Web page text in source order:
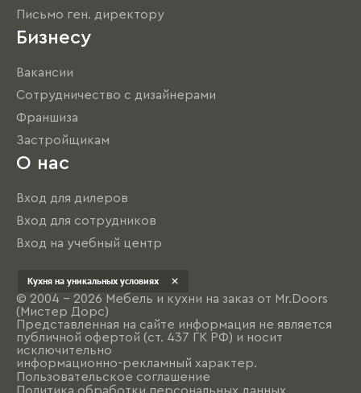
Письмо ген. директору
Бизнесу
Вакансии
Сотрудничество с дизайнерами
Франшиза
Застройщикам
О нас
Вход для дилеров
Вход для сотрудников
Вход на учебный центр
© 2004 - 2026 Мебель и кухни на заказ от Mr.Doors
(Мистер Дорс)
Представленная на сайте информация не является
публичной офертой (ст. 437 ГК РФ) и носит
исключительно
информационно-рекламный характер.
Пользовательское соглашение
Кухня на уникальных условиях